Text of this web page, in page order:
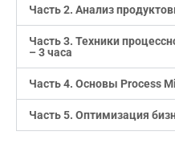
Часть 2. Анализ
Часть 3. Техники
– 3 часа
Часть 4. Основы Process
Часть 5. Оптимизация